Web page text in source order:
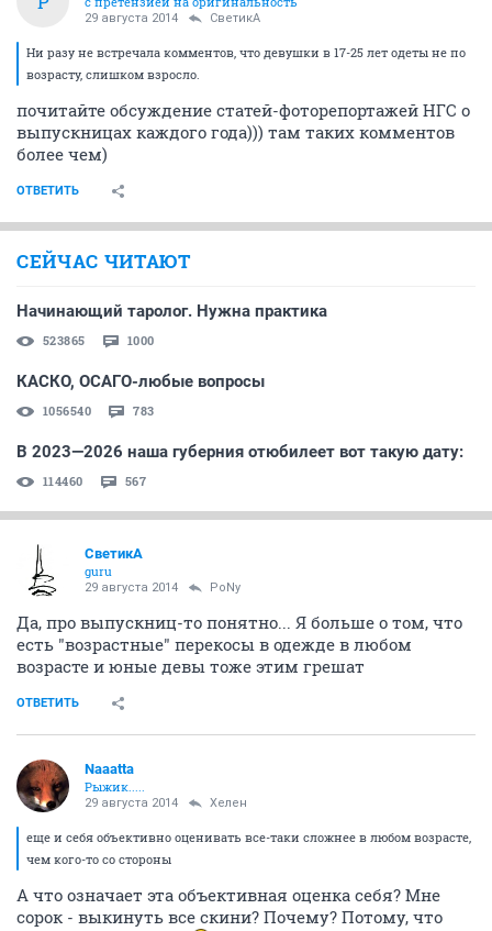
29 августа 2014 СветикА
Ни разу не встречала комментов, что девушки в 17-25 лет одеты не по
возрасту, слишком взросло.
почитайте обсуждение статей-фоторепортажей НГС о
выпускницах каждого года))) там таких комментов
более чем)
ОТВЕТИТЬ
СЕЙЧАС ЧИТАЮТ
Начинающий таролог. Нужна практика
523865 1000
КАСКО, ОСАГО-любые вопросы
1056540 783
В 2023—2026 наша губерния отюбилеет вот такую дату:
114460 567
СветикА
guru
29 августа 2014 PoNy
Да, про выпускниц-то понятно... Я больше о том, что
есть "возрастные" перекосы в одежде в любом
возрасте и юные девы тоже этим грешат
ОТВЕТИТЬ
Naaatta
Рыжик.....
29 августа 2014 Хелен
еще и себя объективно оценивать все-таки сложнее в любом возрасте,
чем кого-то со стороны
А что означает эта объективная оценка себя? Мне
сорок - выкинуть все скини? Почему? Потому, что